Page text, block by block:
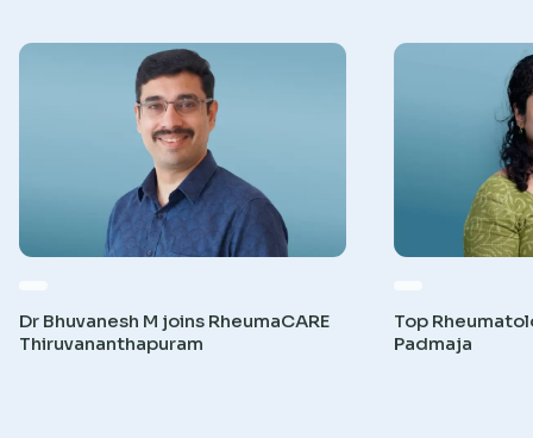
Dr Bhuvanesh M joins RheumaCARE
Thiruvananthapuram
Top
Padmaja